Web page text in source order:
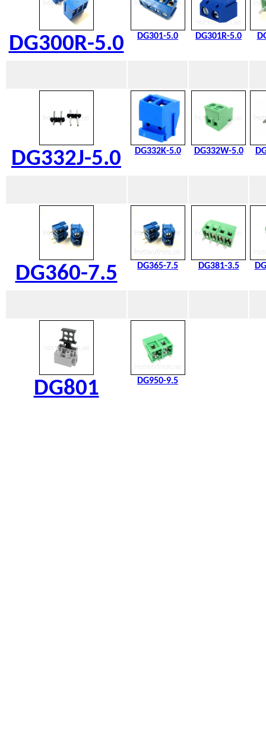
DG300R-5.0 DG301-5.0 DG301R-5.0
DG332J-5.0 DG332K-5.0 DG332W-5.0
DG360-7.5 DG365-7.5 DG381-3.5
DG801 DG950-9.5